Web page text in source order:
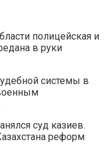
полицейская и
в руки
системы в
суд казиев.
реформ